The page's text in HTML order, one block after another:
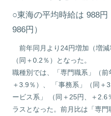
○東海の平均時給は 988
986円）
前年同月より24円増加（増
（同＋0.2％）となった。
職種別では、「専門職系」（
＋3.9％）、 「事務系」（同＋
ービス系」 （同＋25円、＋
ラスとなった。前月比は「専